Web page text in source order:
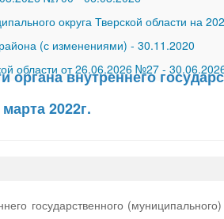
округа Тверской области на
(с изменениями) - 30.11.2020
области от 26.06.2026 №27 -
органа внутреннего
2022г.
государственного